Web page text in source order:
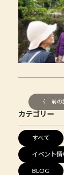
〈 前の
カテゴリー
すべて
イベント
BLOG